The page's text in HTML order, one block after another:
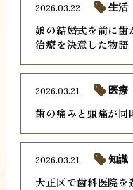
娘の結婚式を前に歯
治療を決意した物語
2026.03.22 生活
歯の痛みと頭痛が同
2026.03.21 医療
大正区で歯科医院を
2026.03.21 知識